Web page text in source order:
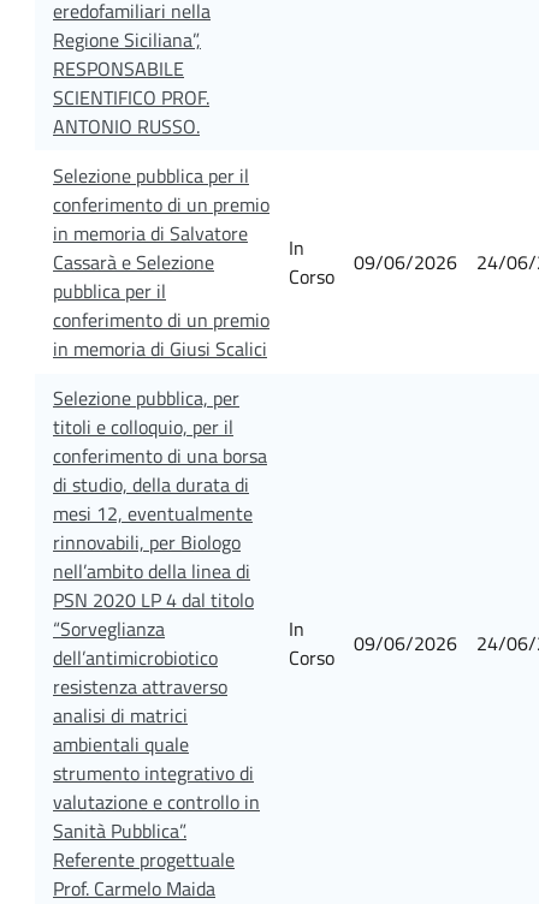
eredofamiliari nella
Regione Siciliana”,
RESPONSABILE
SCIENTIFICO PROF.
ANTONIO RUSSO.
Selezione pubblica per il
conferimento di un premio
in memoria di Salvatore
Cassarà e Selezione
pubblica per il
conferimento di un premio
in memoria di Giusi Scalici
In
Corso
09/06/2026 24/
Selezione pubblica, per
titoli e colloquio, per il
conferimento di una borsa
di studio, della durata di
mesi 12, eventualmente
rinnovabili, per Biologo
nell’ambito della linea di
PSN 2020 LP 4 dal titolo
“Sorveglianza
dell’antimicrobiotico
resistenza attraverso
analisi di matrici
ambientali quale
strumento integrativo di
valutazione e controllo in
Sanità Pubblica”.
Referente progettuale
Prof. Carmelo Maida
In
Corso
09/06/2026 24/